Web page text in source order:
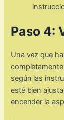
Paso 4:
Una vez que
según las
esté bien
encender la